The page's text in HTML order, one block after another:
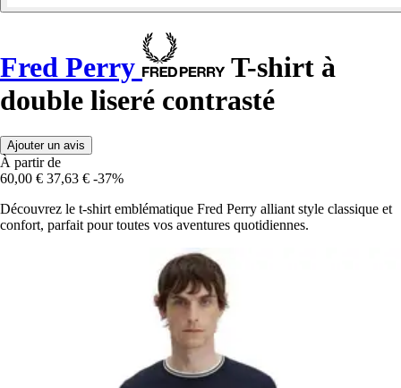
Fred Perry
T-shirt à
double liseré contrasté
Ajouter un avis
À partir de
60,00 € 37,63 € -37%
Découvrez le t-shirt emblématique Fred Perry alliant style classique et
confort, parfait pour toutes vos aventures quotidiennes.